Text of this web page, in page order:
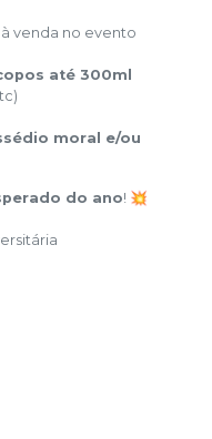
à venda no evento
até 300ml
moral e/ou
do ano! 💥